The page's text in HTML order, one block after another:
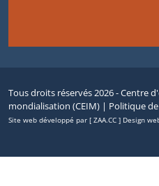
Tous droits réservés 2026 - Centre
mondialisation (CEIM) | Politique
Site web développé par [ ZAA.CC ] Design